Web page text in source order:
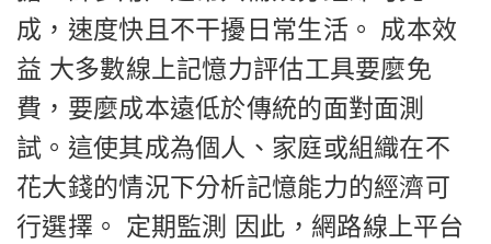
成，速度快且不干擾日常生活。 成本效
益 大多數線上記憶力評估工具要麼免
費，要麼成本遠低於傳統的面對面測
試。這使其成為個人、家庭或組織在不
花大錢的情況下分析記憶能力的經濟可
行選擇。 定期監測 因此，網路線上平台